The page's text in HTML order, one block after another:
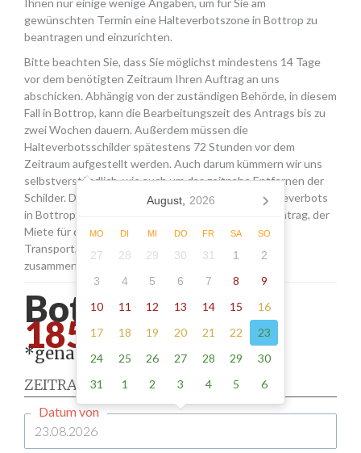
Ihnen nur einige wenige Angaben, um für Sie am
gewünschten Termin eine Halteverbotszone in Bottrop zu
beantragen und einzurichten.
Bitte beachten Sie, dass Sie möglichst mindestens 14 Tage
vor dem benötigten Zeitraum Ihren Auftrag an uns
abschicken. Abhängig von der zuständigen Behörde, in diesem
Fall in Bottrop, kann die Bearbeitungszeit des Antrags bis zu
zwei Wochen dauern. Außerdem müssen die
Halteverbotsschilder spätestens 72 Stunden vor dem
Zeitraum aufgestellt werden. Auch darum kümmern wir uns
selbstverständlich, wie auch um das zeitnahe Entfernen der
Schilder. Die Kosten für die Beantragung eines Halteverbots
in Bottrop setzen sich aus den Gebühren für den Antrag, der
Miete für die Schilder sowie einer Pauschale für den
Transport, das Aufstellen und Abholen der Schilder
zusammen.
Bottrop - ab
185.00*
*genaue Adresse erforderlich
ZEITRAUM
Datum von
August, 2026
MO DI MI DO FR SA SO
27 28 29 30 31 1
2
3
4 5 6 7 8
9
10
11 12 13 14 15
16
17
18 19 20 21 22
23
24
25 26 27 28 29
30
31
1 2 3 4 5 6